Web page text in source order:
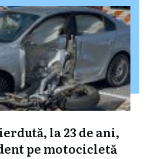
la 23 de ani,
pe motocicletă